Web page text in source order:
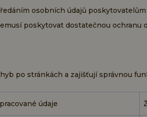
osobních údajů
poskytovat dostatečnou ochranu
po stránkách a zajišťují správnou
údaje